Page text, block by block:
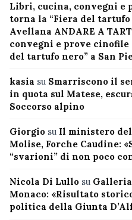
Libri, cucina, convegni e
torna la “Fiera del tartufo
Avellana ANDARE A
convegni e prove
del tartufo nero” a San
kasia su Smarriscono il
in quota sul Matese,
Soccorso alpino
Giorgio su Il ministero
Molise, Forche Caudine:
“svarioni” di non poco
Nicola Di Lullo su
Monaco: «Risultato
politica della Giunta